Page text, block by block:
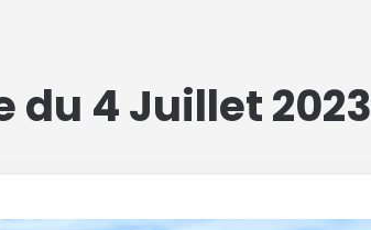
du 4 Juillet 2023